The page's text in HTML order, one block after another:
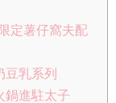
定薯仔窩夫配
乳系列
鍋進駐太子